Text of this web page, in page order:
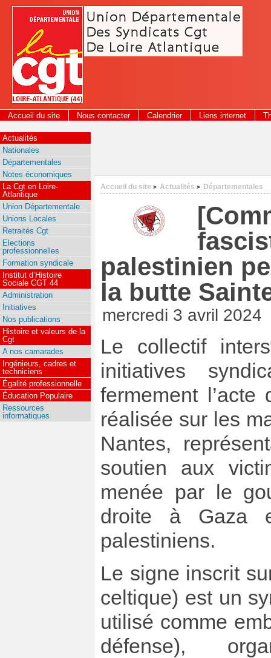
Panneau de gestion des cookies
Accueil du site Nous contacter Calendrier Liens internet
2026
Accueil du site > Actualités > Départementales
palestinien
la butte
mercredi 3 avril 2024
Le collectif
initiatives
fermement
réalisée sur les
Nantes,
soutien aux
menée par le
droite à Gaza
palestiniens.
Le signe inscrit
celtique) est un
utilisé comme
défense),
Actualités
Nationales
Départementales
Notes économiques
La Cgt en Loire-
Atlantique
Union Départementale
Unions Locales
Retraités Cgt
Elections
professionnelles
Formation syndicale
Institut d’Histoire
Sociale CGT 44
Administration
Initiatives
Nos publications
Histoire et valeurs de la
Cgt
A nos camarades
Ingénieurs, cadres et
techniciens
Égalité professionnelle
Éducation Populaire
Ressources
informatiques